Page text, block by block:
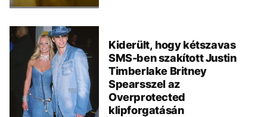
Kiderült, hogy kétszavas
SMS-ben szakított Justin
Timberlake Britney
Spearsszel az
Overprotected
klipforgatásán